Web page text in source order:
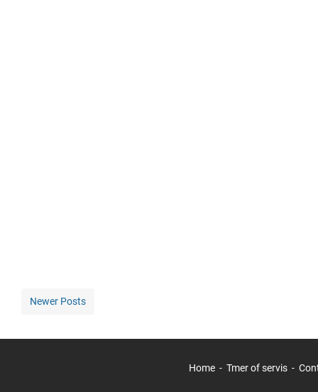
Newer Posts
Home Tmer of servis